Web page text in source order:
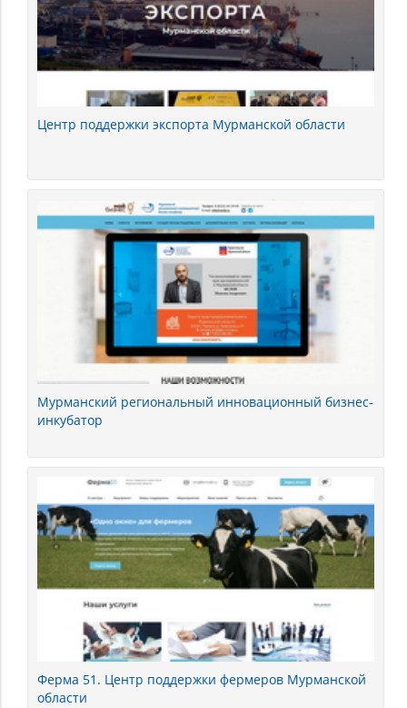
Центр поддержки экспорта Мурманской области
Мурманский региональный инновационный бизнес-
инкубатор
Ферма 51. Центр поддержки фермеров Мурманской
области